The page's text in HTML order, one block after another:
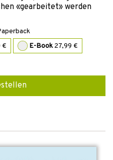
«gearbeitet» werden
€ E-Book 27,99 €